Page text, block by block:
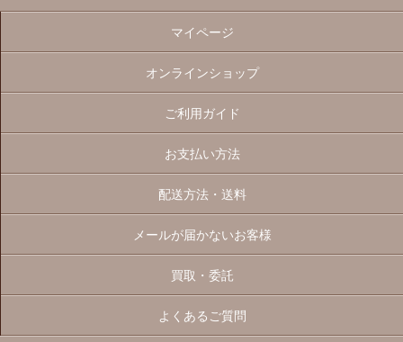
マイページ
オンラインショップ
ご利用ガイド
お支払い方法
配送方法・送料
メールが届かないお客様
買取・委託
よくあるご質問